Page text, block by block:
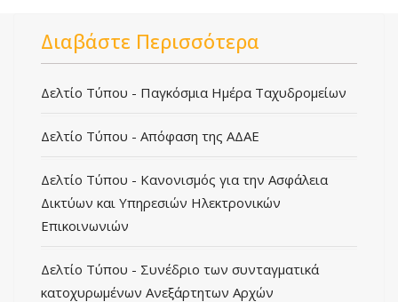
Διαβάστε Περισσότερα
Δελτίο Τύπου - Παγκόσμια Ημέρα Ταχυδρομείων
Δελτίο Τύπου - Απόφαση της ΑΔΑΕ
Δελτίο Τύπου - Κανονισμός για την Ασφάλεια
Δικτύων και Υπηρεσιών Ηλεκτρονικών
Επικοινωνιών
Δελτίο Τύπου - Συνέδριο των συνταγματικά
κατοχυρωμένων Ανεξάρτητων Αρχών